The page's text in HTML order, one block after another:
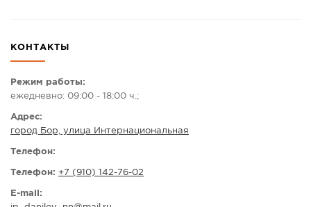
КАМЕРЫ
КОНКУРСЫ
КОНТАКТЫ
Режим работы:
ежедневно: 09:00 - 18:00 ч.;
Адрес:
город Бор, улица Интернациональная
Телефон:
Телефон: +7 (910) 142-76-02
E-mail: